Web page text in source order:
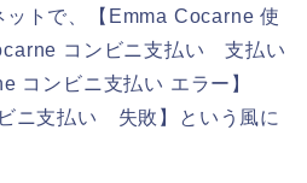
ットで、【Emma Cocarne 使
コンビニ支払い 支払い
コンビニ支払い エラー】
ニ支払い 失敗】という風に